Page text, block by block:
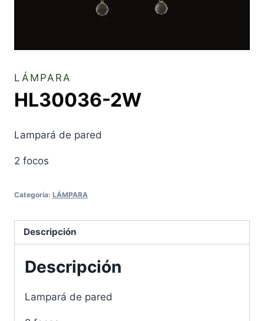
LÁMPARA
HL30036-2W
Lampará de pared
2 focos
Categoría: LÁMPARA
Descripción
Descripción
Lampará de pared